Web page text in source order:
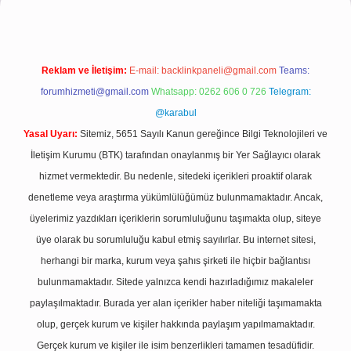
Reklam ve İletişim: E-mail: backlinkpaneli@gmail.com Teams:
forumhizmeti@gmail.com Whatsapp: 0262 606 0 726 Telegram:
@karabul
Yasal Uyarı: Sitemiz, 5651 Sayılı Kanun gereğince Bilgi Teknolojileri ve
İletişim Kurumu (BTK) tarafından onaylanmış bir Yer Sağlayıcı olarak
hizmet vermektedir. Bu nedenle, sitedeki içerikleri proaktif olarak
denetleme veya araştırma yükümlülüğümüz bulunmamaktadır. Ancak,
üyelerimiz yazdıkları içeriklerin sorumluluğunu taşımakta olup, siteye
üye olarak bu sorumluluğu kabul etmiş sayılırlar. Bu internet sitesi,
herhangi bir marka, kurum veya şahıs şirketi ile hiçbir bağlantısı
bulunmamaktadır. Sitede yalnızca kendi hazırladığımız makaleler
paylaşılmaktadır. Burada yer alan içerikler haber niteliği taşımamakta
olup, gerçek kurum ve kişiler hakkında paylaşım yapılmamaktadır.
Gerçek kurum ve kişiler ile isim benzerlikleri tamamen tesadüfidir.